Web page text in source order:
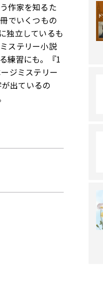
作家を知るた
でいくつもの
独立しているも
ステリー小説
練習にも。『1
ジミステリー
出ているの